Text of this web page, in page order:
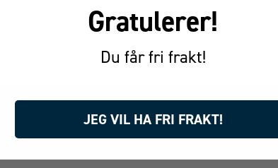
4.6 Basert på 155 stemmer
Gratulerer!
Du får fri frakt!
JEG VIL HA FRI FRAKT!